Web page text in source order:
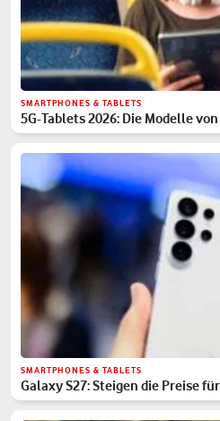
SMARTPHONES & TABLETS
5G-Tablets 2026: Die Modelle
SMARTPHONES & TABLETS
Galaxy S27: Steigen die Preise